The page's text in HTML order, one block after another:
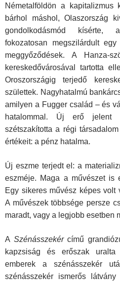
Németalföldön a kapitalizmus
bárhol más­hol, Olaszország
gondolkodásmód kísérte,
fokozatosan megszilárdult
meggyőződések. A Hanza-
kereske­dővárosával tartotta
Oroszországig terjedő
születtek. Nagyhatalmú
amilyen a Fugger család – és
hatalommal. Új erő jelent
szétszakította a régi
értékeit: a pénz hatalma.
Új eszme terjedt el: a
eszméje. Maga a művészet is
Egy sikeres művész ké­pes volt
A művészek többsége persze
maradt, vagy a legjobb esetben
A Szénásszekércímű
kapzsiság és erőszak
emberek a szénásszekér
szénásszekér ismerős